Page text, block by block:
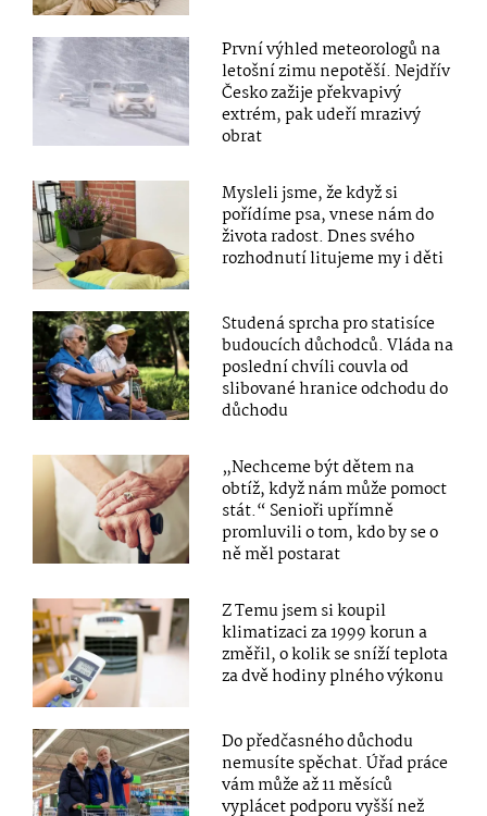
První výhled meteorologů na
letošní zimu nepotěší. Nejdřív
Česko zažije překvapivý
extrém, pak udeří mrazivý
obrat
Mysleli jsme, že když si
pořídíme psa, vnese nám do
života radost. Dnes svého
rozhodnutí litujeme my i děti
Studená sprcha pro statisíce
budoucích důchodců. Vláda na
poslední chvíli couvla od
slibované hranice odchodu do
důchodu
„Nechceme být dětem na
obtíž, když nám může pomoct
stát.“ Senioři upřímně
promluvili o tom, kdo by se o
ně měl postarat
Z Temu jsem si koupil
klimatizaci za 1999 korun a
změřil, o kolik se sníží teplota
za dvě hodiny plného výkonu
Do předčasného důchodu
nemusíte spěchat. Úřad práce
vám může až 11 měsíců
vyplácet podporu vyšší než